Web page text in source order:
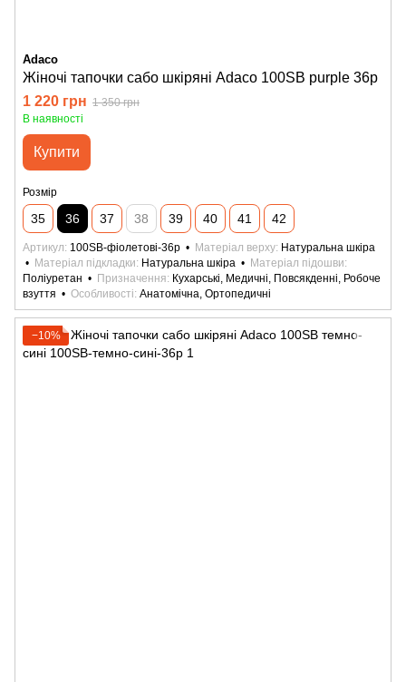
Adaco
Жіночі тапочки сабо шкіряні Adaco 100SB purple 36р
1 220 грн 1 350 грн
В наявності
Купити
Розмір
35 36 37 38 39 40 41 42
Артикул 100SB-фіолетові-36р Матеріал верху Натуральна шкіра
Матеріал підкладки
Натуральна шкіра
Матеріал підошви
Поліуретан
Призначення
Кухарські, Медичні, Повсякденні, Робоче
взуття
Особливості Анатомічна, Ортопедичні
−10%